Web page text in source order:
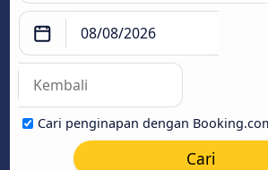
Cari penginapan dengan
Cari